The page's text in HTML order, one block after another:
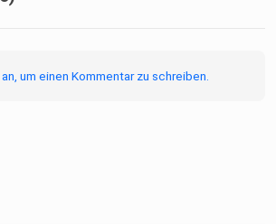
um einen Kommentar zu schreiben.